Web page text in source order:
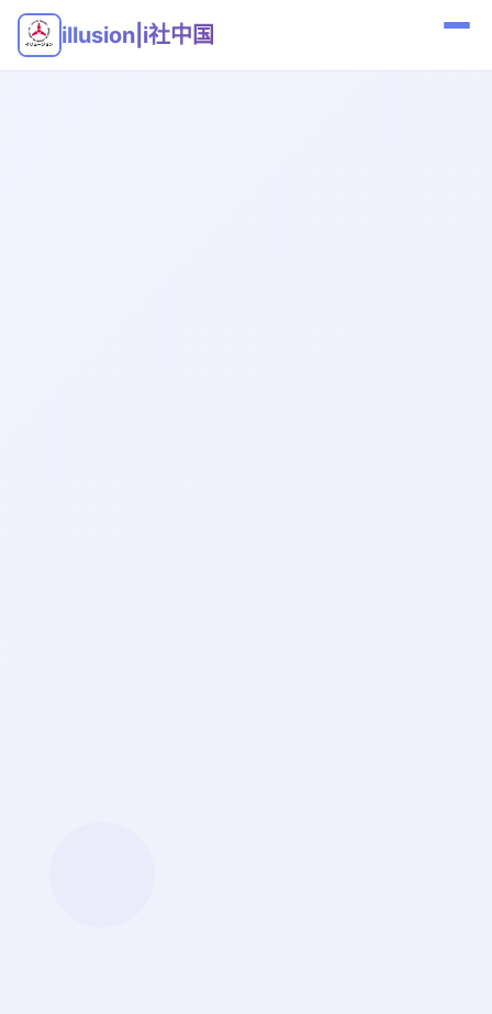
illusion|i社中国